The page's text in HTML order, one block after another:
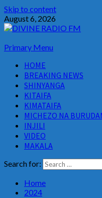
Skip to content
August 6, 2026
Primary Menu
HOME
BREAKING NEWS
SHINYANGA
KITAIFA
KIMATAIFA
MICHEZO NA
INJILI
VIDEO
MAKALA
Search for:
Home
2024